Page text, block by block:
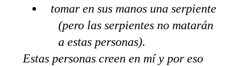
tomar en sus manos una serpiente
(pero las serpientes no matarán
a estas personas).
Estas personas creen en mí y por eso